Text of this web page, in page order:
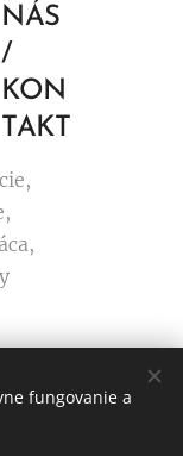
NÁS
/
KON
TAKT
fungovanie a